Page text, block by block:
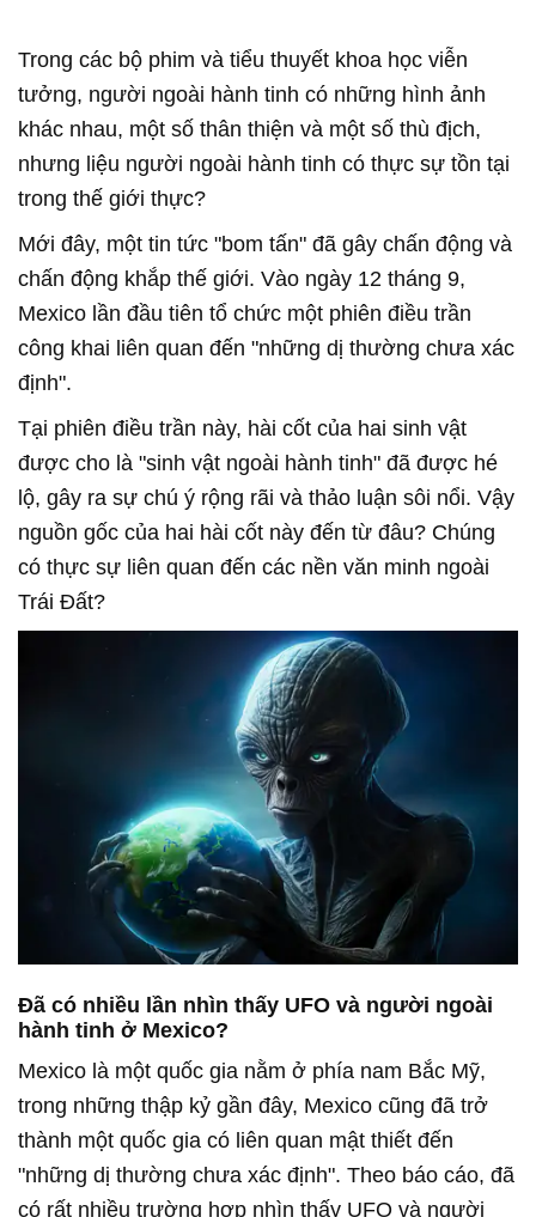
Trong các bộ phim và tiểu thuyết khoa học viễn
tưởng, người ngoài hành tinh có những hình ảnh
khác nhau, một số thân thiện và một số thù địch,
nhưng liệu người ngoài hành tinh có thực sự tồn tại
trong thế giới thực?
Mới đây, một tin tức "bom tấn" đã gây chấn động và
chấn động khắp thế giới. Vào ngày 12 tháng 9,
Mexico lần đầu tiên tổ chức một phiên điều trần
công khai liên quan đến "những dị thường chưa xác
định".
Tại phiên điều trần này, hài cốt của hai sinh vật
được cho là "sinh vật ngoài hành tinh" đã được hé
lộ, gây ra sự chú ý rộng rãi và thảo luận sôi nổi. Vậy
nguồn gốc của hai hài cốt này đến từ đâu? Chúng
có thực sự liên quan đến các nền văn minh ngoài
Trái Đất?
Đã có nhiều lần nhìn thấy UFO và người ngoài
hành tinh ở Mexico?
Mexico là một quốc gia nằm ở phía nam Bắc Mỹ,
trong những thập kỷ gần đây, Mexico cũng đã trở
thành một quốc gia có liên quan mật thiết đến
"những dị thường chưa xác định". Theo báo cáo, đã
có rất nhiều trường hợp nhìn thấy UFO và người